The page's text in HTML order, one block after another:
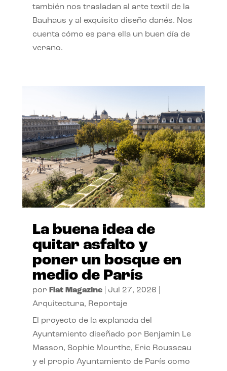
también nos trasladan al arte textil de la
Bauhaus y al exquisito diseño danés. Nos
cuenta cómo es para ella un buen día de
verano.
La buena idea de
quitar asfalto y
poner un bosque en
medio de París
por Flat Magazine| Jul 27, 2026
Arquitectura, Reportaje
El proyecto de la explanada del
Ayuntamiento diseñado por Benjamin Le
Masson, Sophie Mourthe, Eric Rousseau
y el propio Ayuntamiento de París como